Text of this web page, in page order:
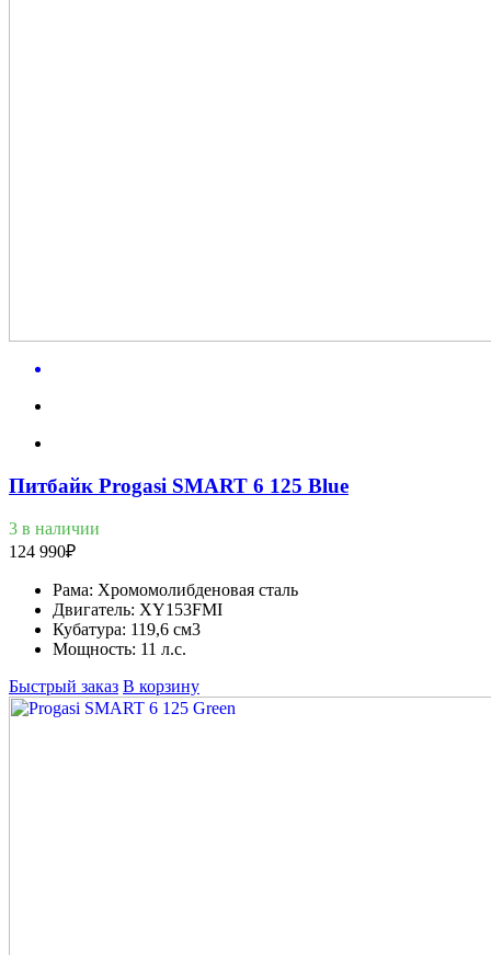
Питбайк Progasi SMART 6 125 Blue
3 в наличии
124 990₽
Рама: Хромомолибденовая сталь
Двигатель: XY153FMI
Кубатура: 119,6 см3
Мощность: 11 л.с.
Быстрый заказ В корзину